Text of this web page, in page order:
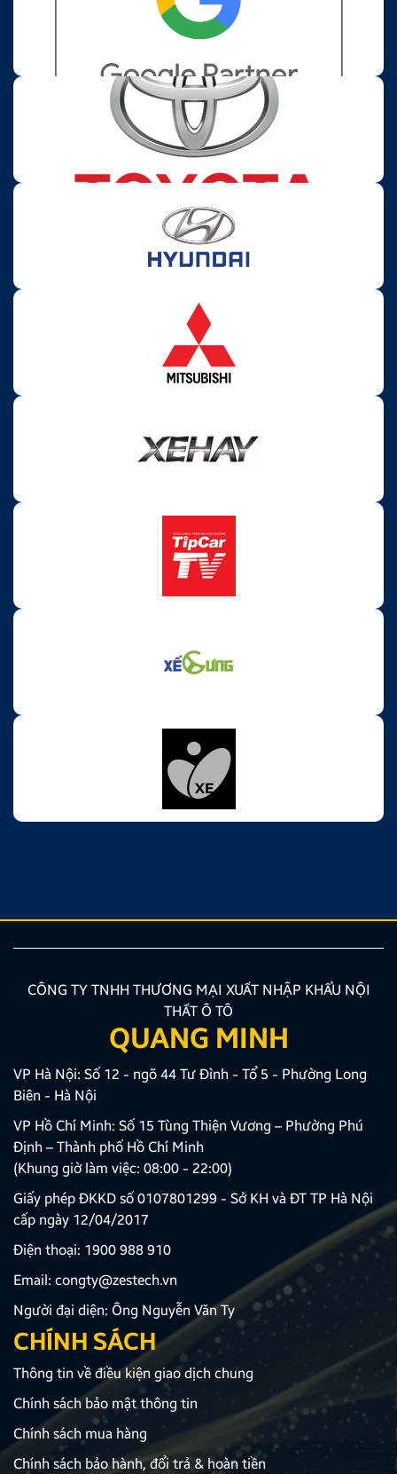
CÔNG TY TNHH THƯƠNG MẠI XUẤT NHẬP KHẨU NỘI
THẤT Ô TÔ
QUANG MINH
VP Hà Nội: Số 12 - ngõ 44 Tư Đình - Tổ 5 - Phường Long
Biên - Hà Nội
VP Hồ Chí Minh: Số 15 Tùng Thiện Vương – Phường Phú
Định – Thành phố Hồ Chí Minh
(Khung giờ làm việc: 08:00 - 22:00)
Giấy phép ĐKKD số 0107801299 - Sở KH và ĐT TP Hà Nội
cấp ngày 12/04/2017
Điện thoại: 1900 988 910
Email: congty@zestech.vn
Người đại diện: Ông Nguyễn Văn Ty
CHÍNH SÁCH
Thông tin về điều kiện giao dịch chung
Chính sách bảo mật thông tin
Chính sách mua hàng
Chính sách bảo hành, đổi trả & hoàn tiền